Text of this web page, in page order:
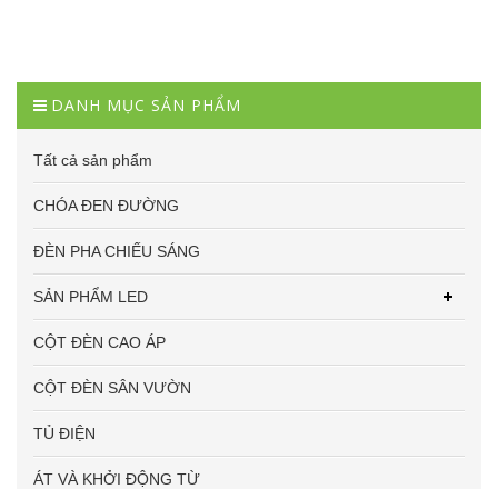
DANH MỤC SẢN PHẨM
Tất cả sản phẩm
CHÓA ĐEN ĐƯỜNG
ĐÈN PHA CHIẾU SÁNG
SẢN PHẨM LED
CỘT ĐÈN CAO ÁP
CỘT ĐÈN SÂN VƯỜN
TỦ ĐIỆN
ÁT VÀ KHỞI ĐỘNG TỪ